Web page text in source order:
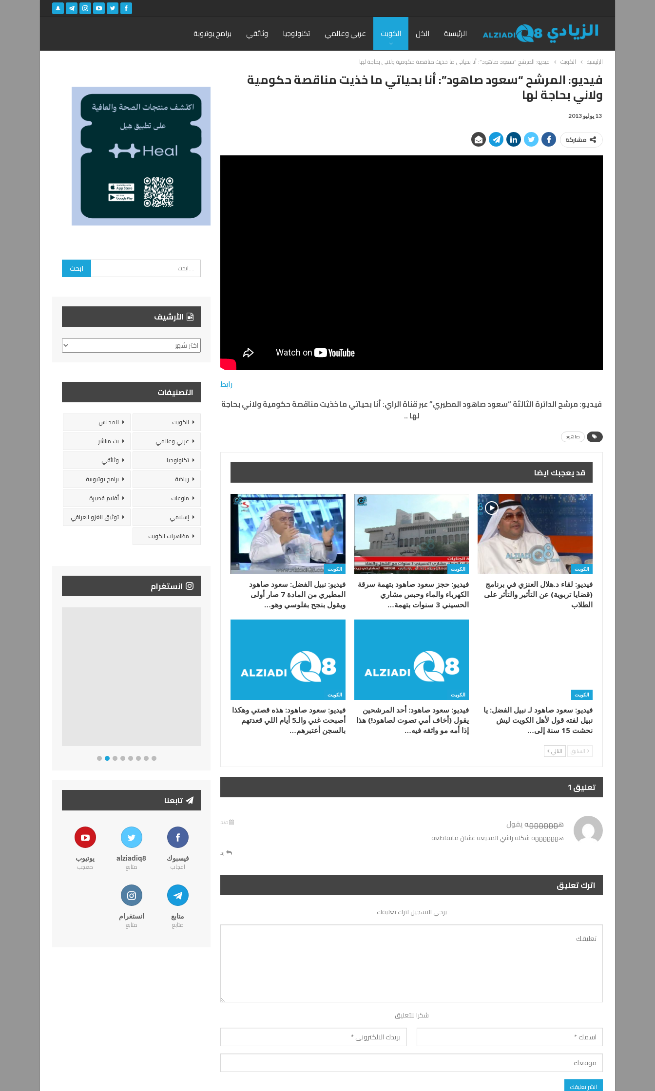
الرئيسية الكل الكويت عربي وعالمي تكنولوجيا وثائقي برامج يوتيوبة
الرئيسية الكويت فيديو: المرشح “سعود صاهود”: أنا بحياتي ما خذيت مناقصة حكومية ولاني بحاجة لها
فيديو: المرشح “سعود صاهود”: أنا بحياتي ما خذيت مناقصة حكومية
ولاني بحاجة لها
13 يوليو 2013
مشاركة
رابط
فيديو: مرشح الدائرة الثالثة “سعود صاهود المطيري” عبر قناة الراي: أنا بحياتي ما خذيت مناقصة حكومية ولاني بحاجة
لها ..
صاهود
قد يعجبك ايضا
الكويت
فيديو: لقاء د.هلال العنزي في برنامج
(قضايا تربوية) عن التأثير والتأثر على
الطلاب
الكويت
فيديو: حجز سعود صاهود بتهمة سرقة
الكهرباء والماء وحبس مشاري
الحسيني 3 سنوات بتهمة…
الكويت
فيديو: نبيل الفضل: سعود صاهود
المطيري من المادة 7 صار أولى
ويقول بنجح بفلوسي وهو…
الكويت
فيديو: سعود صاهود لـ نبيل الفضل: يا
نبيل لفته قول لأهل الكويت ليش
نحشت 15 سنة إلى…
الكويت
فيديو: سعود صاهود: أحد المرشحين
يقول (أخاف أمي تصوت لصاهود!) هذا
إذا أمه مو واثقه فيه…
الكويت
فيديو: سعود صاهود: هذه قصتي وهكذا
أصبحت غني والـ5 أيام اللي قعدتهم
بالسجن أعتبرهم…
السابق التالي
تعليق 1
ههههههههيقول منذ
هههههههه شكله راشي المذيعه عشان ماتقاطعه
رد
اترك تعليق
يرجي التسجيل لترك تعليقك
شكرا للتعليق
الأرشيف
الأرشيف
التصنيفات
الكويت
المجلس
عربي وعالمي
بث مباشر
تكنولوجيا
وثائقي
رياضة
برامج يوتيوبية
منوعات
أفلام قصيرة
إسلامي
توثيق الغزو العراقي
مظاهرات الكويت
انستغرام
تابعنا
فيسبوك
اعجاب
alziadiq8
متابع
يوتيوب
معجب
متابع
متابع
انستغرام
متابع